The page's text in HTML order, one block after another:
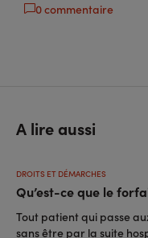
0 commentaire
A lire aussi
Qu’est-ce que le
DROITS ET DÉMARCHES
Tout patient qui passe
sans être par la suite